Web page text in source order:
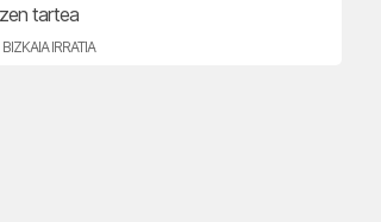
tartea
IRRATIA